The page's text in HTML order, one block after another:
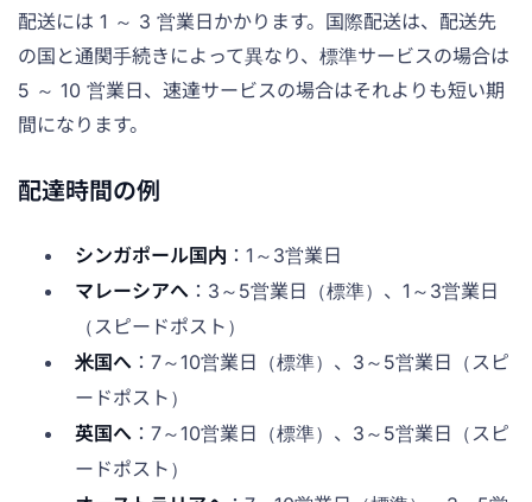
配送には 1 ～ 3 営業日かかります。国際配送は、配送先
の国と通関手続きによって異なり、標準サービスの場合は
5 ～ 10 営業日、速達サービスの場合はそれよりも短い期
間になります。
配達時間の例
シンガポール国内 ：1～3営業日
マレーシアへ ：3～5営業日（標準）、1～3営業日
（スピードポスト）
米国へ ：7～10営業日（標準）、3～5営業日（スピ
ードポスト）
英国へ ：7～10営業日（標準）、3～5営業日（スピ
ードポスト）